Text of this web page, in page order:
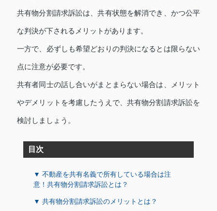
共有物分割請求訴訟は、共有状態を解消でき、かつ公平
な判決が下されるメリットがあります。
一方で、必ずしも希望どおりの判決になるとは限らない
点に注意が必要です。
共有者同士の話し合いがまとまらない場合は、メリット
やデメリットを考慮したうえで、共有物分割請求訴訟を
検討しましょう。
目次
▼ 不動産を共有名義で所有している場合は注
意！共有物分割請求訴訟とは？
▼ 共有物分割請求訴訟のメリットとは？